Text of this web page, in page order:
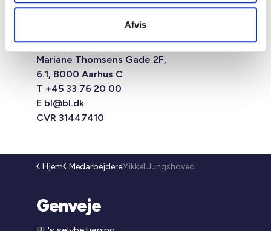
Afvis
1554 København V
Mariane Thomsens Gade 2F,
6.1, 8000 Aarhus C
T +45 33 76 20 00
E bl@bl.dk
CVR 31447410
Hjem MedarbejdereMikkel Jungshoved
Genveje